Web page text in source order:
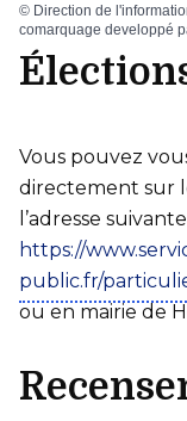
© Direction de
comarquage developpé
Vous pouvez
directement sur
l’adresse
https://
public.fr/
ou en mairie de